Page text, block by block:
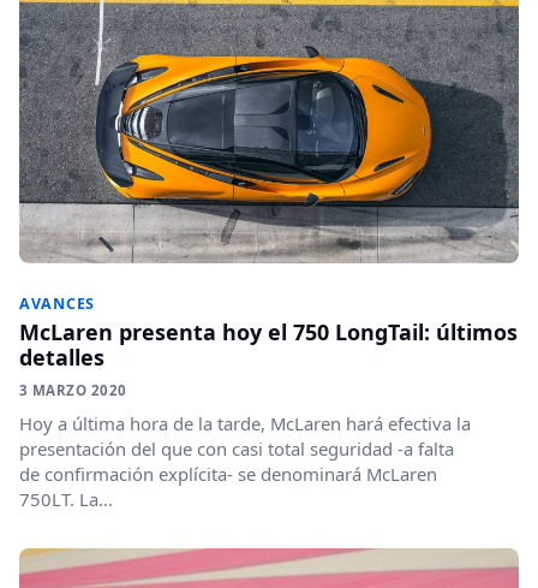
AVANCES
McLaren presenta hoy el 750 LongTail: últimos
detalles
3 MARZO 2020
Hoy a última hora de la tarde, McLaren hará efectiva la
presentación del que con casi total seguridad -a falta
de confirmación explícita- se denominará McLaren
750LT. La...